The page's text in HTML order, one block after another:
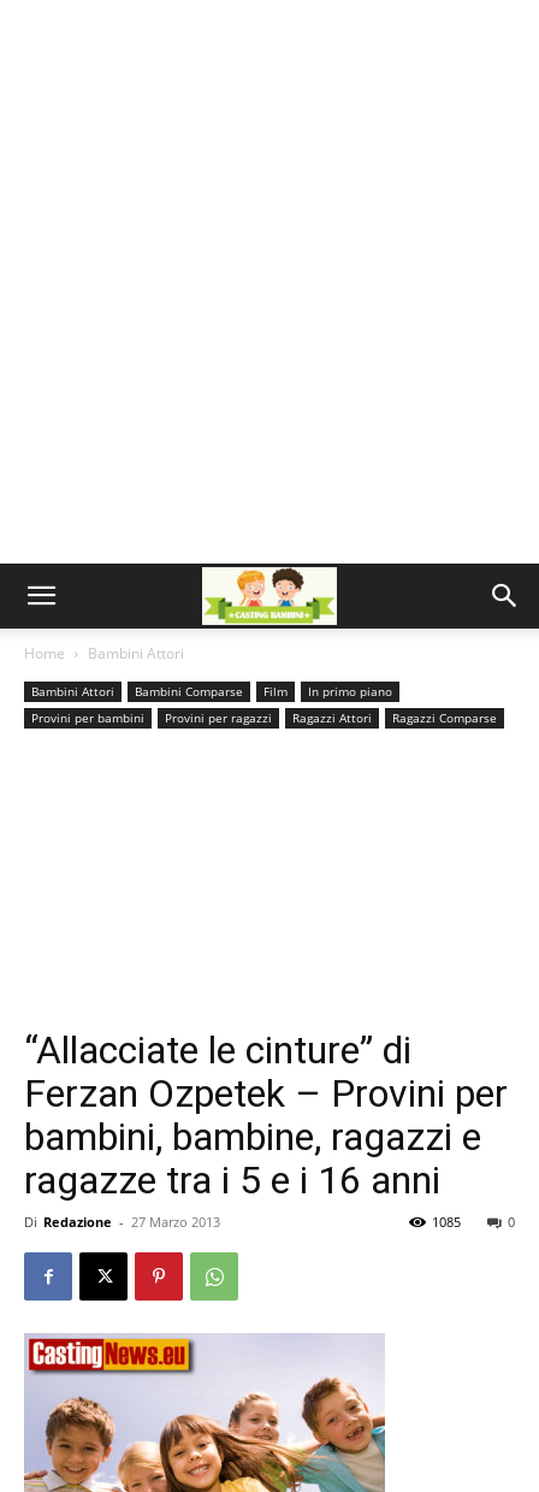
Home Bambini Attori
Bambini Attori Bambini Comparse Film
In primo piano
Provini per bambini
Provini per ragazzi Ragazzi Attori Ragazzi Comparse
“Allacciate le cinture” di
Ferzan Ozpetek – Provini per
bambini, bambine, ragazzi e
ragazze tra i 5 e i 16 anni
Di Redazione - 27 Marzo 2013 0
1085